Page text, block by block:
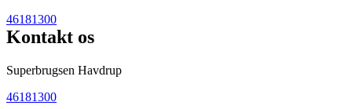
46181300
Kontakt os
Superbrugsen Havdrup
46181300